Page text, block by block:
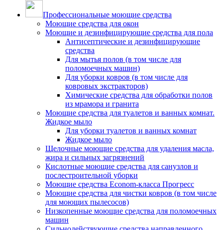
Профессиональные моющие средства
Моющие средства для окон
Моющие и дезинфицирующие средства для пола
Антисептические и дезинфицирующие
средства
Для мытья полов (в том числе для
поломоечных машин)
Для уборки ковров (в том числе для
ковровых экстракторов)
Химические средства для обработки полов
из мрамора и гранита
Моющие средства для туалетов и ванных комнат.
Жидкое мыло
Для уборки туалетов и ванных комнат
Жидкое мыло
Щелочные моющие средства для удаления масла,
жира и сильных загрязнений
Кислотные моющие средства для санузлов и
послестроительной уборки
Моющие средства Econom-класса Прогресс
Моющие средства для чистки ковров (в том числе
для моющих пылесосов)
Низкопенные моющие средства для поломоечных
машин